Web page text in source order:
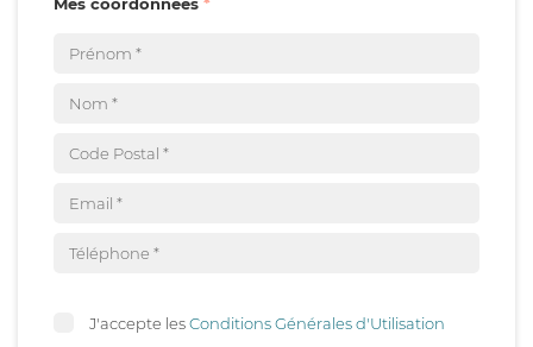
Mes coordonnées
J'accepte lesConditions Générales d'Utilisation